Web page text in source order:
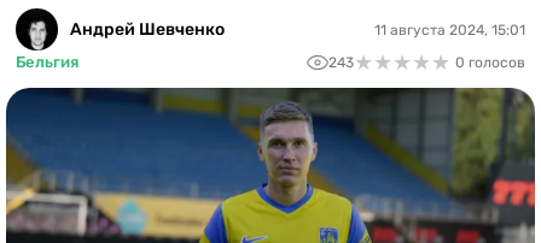
ЛЧ
Букмекеры
Казино
Андрей Шевченко
Бельгия
11 августа 2024, 15:01
243★★★★★
★★★★★ 0 голосов